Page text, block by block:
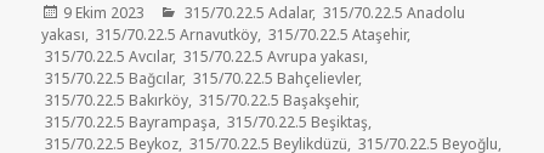
Yayın
tarihi
9 Ekim 2023 Kategoriler
315/70.22.5 Adalar, 315/70.22.5 Anadolu
yakası, 315/70.22.5 Arnavutköy, 315/70.22.5 Ataşehir,
315/70.22.5 Avcılar, 315/70.22.5 Avrupa yakası,
315/70.22.5 Bağcılar, 315/70.22.5 Bahçelievler,
315/70.22.5 Bakırköy, 315/70.22.5 Başakşehir,
315/70.22.5 Bayrampaşa, 315/70.22.5 Beşiktaş,
315/70.22.5 Beykoz, 315/70.22.5 Beylikdüzü, 315/70.22.5 Beyoğlu,